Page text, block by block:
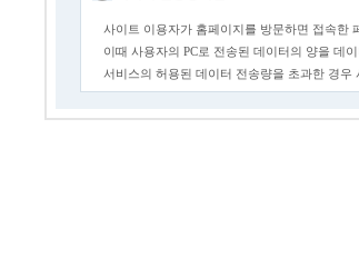
사이트 이용자가 홈페이지를 방문하면 접속한
이때 사용자의 PC로 전송된 데이터의 양을 데
서비스의 허용된 데이터 전송량을 초과한 경